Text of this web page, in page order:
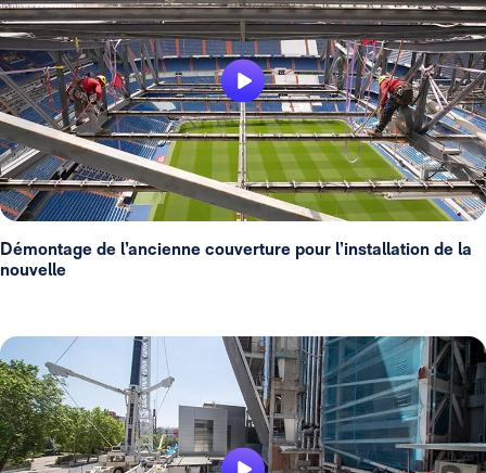
Démontage de l’ancienne couverture pour l’installation de la
nouvelle